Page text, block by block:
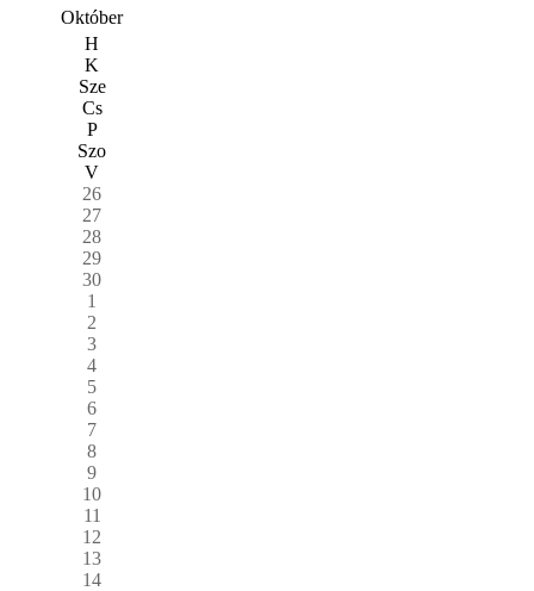
Október
H
K
Sze
Cs
P
Szo
V
26
27
28
29
30
1
2
3
4
5
6
7
8
9
10
11
12
13
14